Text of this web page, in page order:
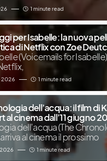
1 minute read
per Isabelle: la nuova
di Netflix con Zoe
(Voicemails for
2026 1 minute read
dell’acqua: il film di
al cinema dall’11 giugno
dell’acqua (The
al cinema il prossimo
1 minute read